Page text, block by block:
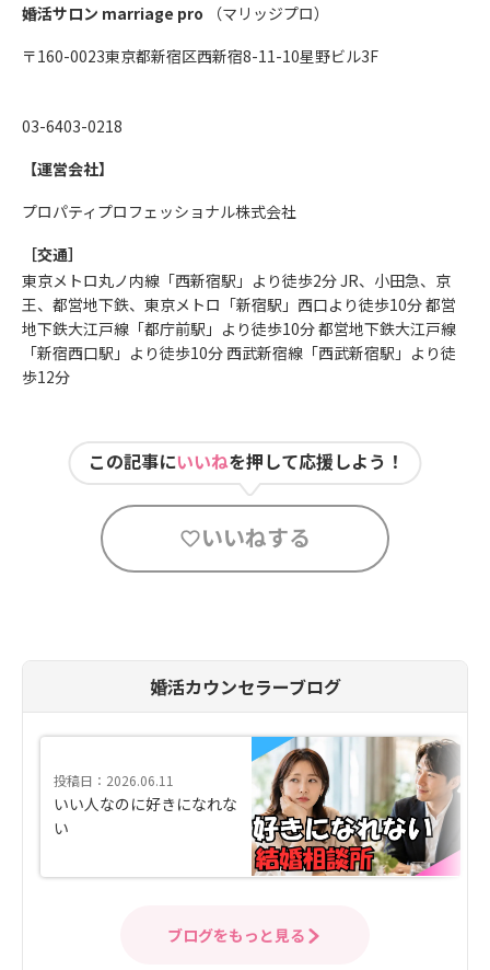
婚活サロン marriage pro
（マリッジプロ）
〒160-0023東京都新宿区西新宿8-11-10星野ビル3F
03-6403-0218
【運営会社】
プロパティプロフェッショナル株式会社
［交通］
東京メトロ丸ノ内線「西新宿駅」より徒歩2分 JR、小田急、京
王、都営地下鉄、東京メトロ「新宿駅」西口より徒歩10分 都営
地下鉄大江戸線「都庁前駅」より徒歩10分 都営地下鉄大江戸線
「新宿西口駅」より徒歩10分 西武新宿線「西武新宿駅」より徒
歩12分
この記事にいいねを押して応援しよう！
いいねする
婚活カウンセラーブログ
投稿日：2026.06.11
いい人なのに好きになれな
い
ブログをもっと見る